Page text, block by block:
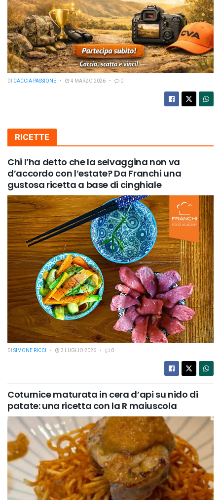
DI CACCIA PASSIONE 4 MARZO 2026 0
RICETTE
Chi l’ha detto che la selvaggina non va
d’accordo con l’estate? Da Franchi una
gustosa ricetta a base di cinghiale
DI SIMONE RICCI 3 LUGLIO 2026 0
Coturnice maturata in cera d’api su nido di
patate: una ricetta con la R maiuscola